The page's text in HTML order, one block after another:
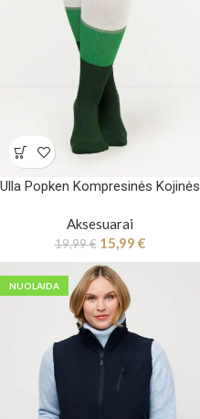
Ulla Popken Kompresinės Kojinės
Aksesuarai
19,99€ 15,99 €
NUOLAIDA